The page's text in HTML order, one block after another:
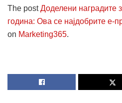
The postДоделени наградите
година: Ова се најдобрите е-
on Marketing365.